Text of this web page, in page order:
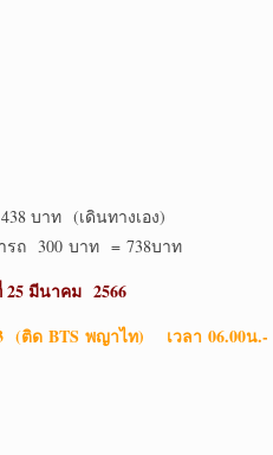
บาท (เดินทางเอง)
ถ 300 บาท = 738บาท
25 มีนาคม2566
(ติด BTS พญาไท) เวลา 06.00น.-